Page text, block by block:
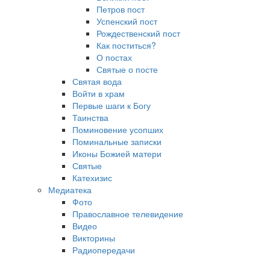
Петров пост
Успенский пост
Рождественский пост
Как поститься?
О постах
Святые о посте
Святая вода
Войти в храм
Первые шаги к Богу
Таинства
Поминовение усопших
Поминальные записки
Иконы Божией матери
Святые
Катехизис
Медиатека
Фото
Православное телевидение
Видео
Викторины
Радиопередачи